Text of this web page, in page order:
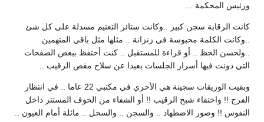
ورئيس المحكمة ...
كانت الرقابة سجن كبير ..وكانت ستائر التعتيم مسدلة على كل شئ
..وكانت الكلمة محبوسة في زنزانة .. مثلها مثل باقي المتهمين
..ولحسن الحظ .. أو قراءة للمستقبل .. كنت أحتفظ ببعض الصفحات
التي دونت فيها أسرار الجلسات بعيدا عن سلاح مقص الرقيب ..
وبقيت الوريقات سجينة هي الأخري في مكتبي 22 عاما .. في انتظار
الفرج !! واختفاء شبح الرقيب !! أو الشفاء من الخوف المستتر داخل
النفوس !! وصور الاضطهاد .. والسجن .. والسحل .. ماثلة أمام العيون ..